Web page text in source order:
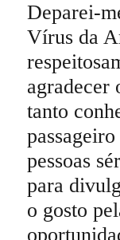
Deparei-
Vírus da
agradecer
tanto
pessoas
para
o gosto